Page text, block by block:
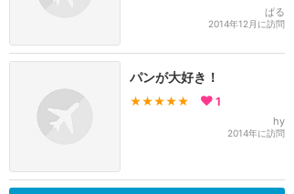
ぱる
2014年12月に訪問
パンが大好き！
★★★★★ 1
hy
2014年に訪問